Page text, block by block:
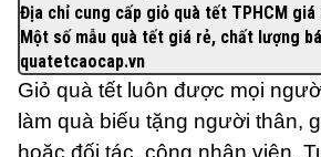
Địa chỉ cung cấp giỏ quà tết TPHCM
Một số mẫu quà tết giá rẻ, chất lượng
quatetcaocap.vn
Giỏ quà tết luôn được mọi
làm quà biếu tặng người thân,